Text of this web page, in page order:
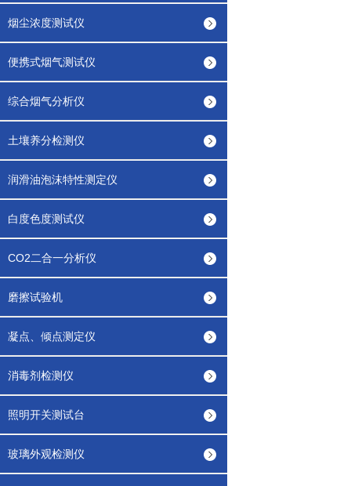
烟尘浓度测试仪
便携式烟气测试仪
综合烟气分析仪
土壤养分检测仪
润滑油泡沫特性测定仪
白度色度测试仪
CO2二合一分析仪
磨擦试验机
凝点、倾点测定仪
消毒剂检测仪
照明开关测试台
玻璃外观检测仪